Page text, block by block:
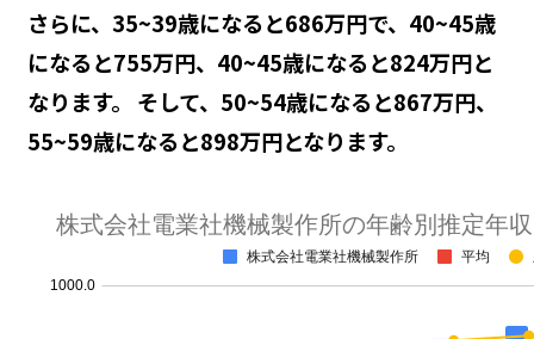
さらに、35~39歳になると686万円で、40~45歳
になると755万円、40~45歳になると824万円と
なります。 そして、50~54歳になると867万円、
55~59歳になると898万円となります。